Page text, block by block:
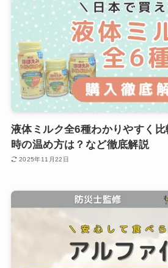
液体ミルク全6種わかりやすく
時の温め方は？など徹底解説
2025年11月22日